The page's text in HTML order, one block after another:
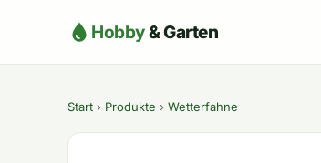
Hobby& Garten
Start › Produkte › Wetterfahne